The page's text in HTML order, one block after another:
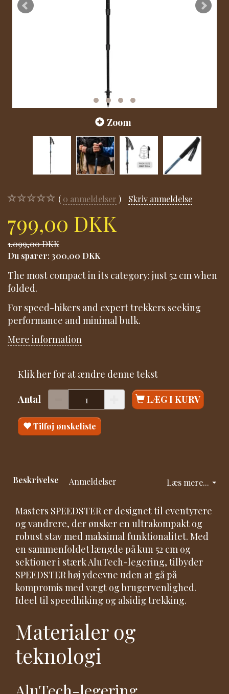
Zoom
0 anmeldelser Skriv anmeldelse
799,00 DKK
1.099,00 DKK
Du sparer: 300,00 DKK
The most compact in its category: just 52 cm when
folded.
For speed-hikers and expert trekkers seeking
performance and minimal bulk.
Mere information
Klik her for at ændre denne tekst
Antal LÆG I KURV
Tilføj ønskeliste
Læs mere...
Beskrivelse Anmeldelser
Masters SPEEDSTER er designet til eventyrere
og vandrere, der ønsker en ultrakompakt og
robust stav med maksimal funktionalitet. Med
en sammenfoldet længde på kun 52 cm og
sektioner i stærk AluTech-legering, tilbyder
SPEEDSTER høj ydeevne uden at gå på
kompromis med vægt og brugervenlighed.
Ideel til speedhiking og alsidig trekking.
Materialer og
teknologi